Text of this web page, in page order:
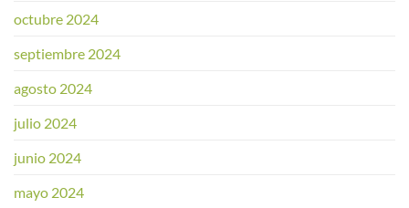
octubre 2024
septiembre 2024
agosto 2024
julio 2024
junio 2024
mayo 2024